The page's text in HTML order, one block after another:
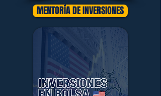
MENTORÍA DE INVERSIONES